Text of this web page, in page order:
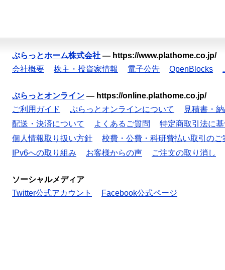
ぷらっとホーム株式会社 — https://www.plathome.co.jp/
会社概要
株主・投資家情報 電子公告 OpenBlocks
ぷらっとオンライン — https://online.plathome.co.jp/
ご利用ガイド
ぷらっとオンラインについて
見積書・
配送・決済について
よくあるご質問
特定商取引法に
個人情報取り扱い方針
校費・公費・科研費払い取引のご
IPv6への取り組み
お客様からの声 ご注文の取り消し
ソーシャルメディア
Twitter公式アカウント
Facebook公式ページ